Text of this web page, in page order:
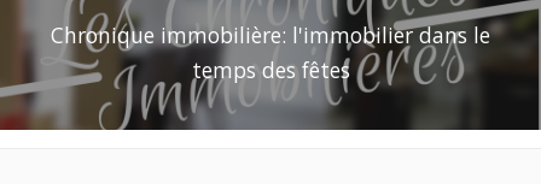
Chronique immobilière: l'immobilier dans le
temps des fêtes